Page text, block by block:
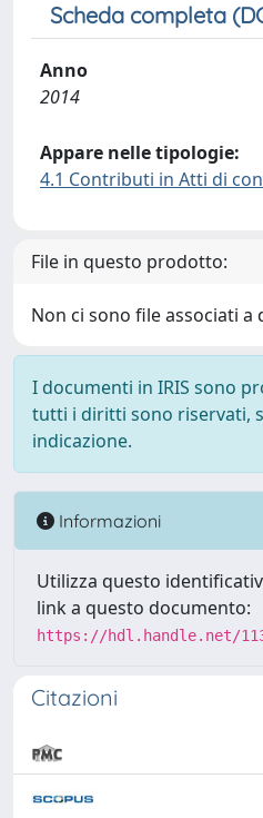
Scheda completa
Anno
2014
Appare nelle tipologie:
4.1 Contributi in Atti di
File in questo prodotto:
Non ci sono file associati
I documenti in IRIS sono
tutti i diritti sono riservati,
indicazione.
Informazioni
Utilizza questo
link a questo documento:
https://hdl.handle.net/
Citazioni